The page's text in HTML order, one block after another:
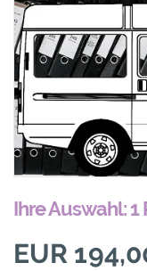
Ihre Auswahl:
EUR